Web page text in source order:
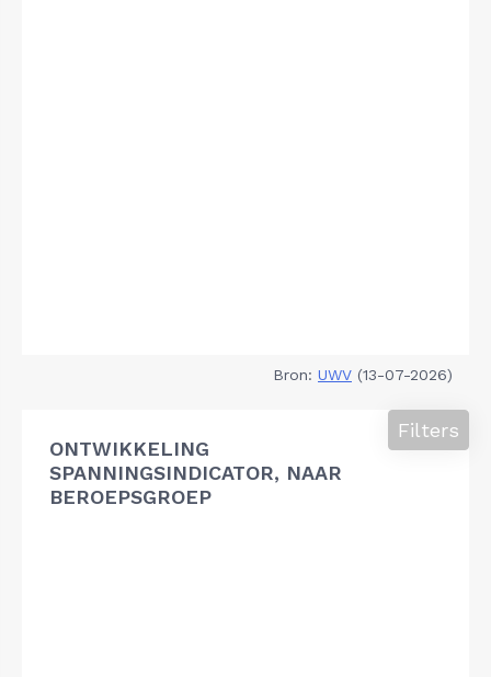
Bron: UWV (13-07-2026)
ONTWIKKELING
SPANNINGSINDICATOR, NAAR
BEROEPSGROEP
Filters